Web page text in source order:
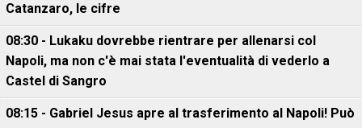
Catanzaro, le cifre
08:30 - Lukaku dovrebbe rientrare per allenarsi col
Napoli, ma non c'è mai stata l'eventualità di vederlo a
Castel di Sangro
08:15 - Gabriel Jesus apre al trasferimento al Napoli! Può